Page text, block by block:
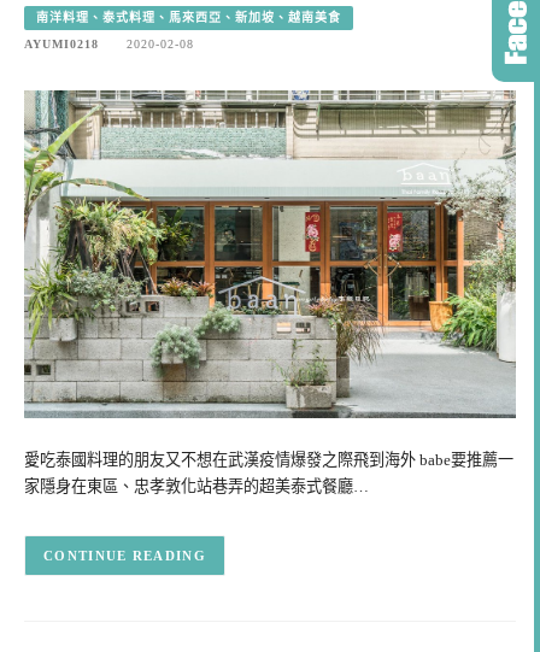
南洋料理、泰式料理、馬來西亞、新加坡、越南美食
AYUMI0218
2020-02-08
愛吃泰國料理的朋友又不想在武漢疫情爆發之際飛到海外 babe要推薦一
家隱身在東區、忠孝敦化站巷弄的超美泰式餐廳…
CONTINUE READING